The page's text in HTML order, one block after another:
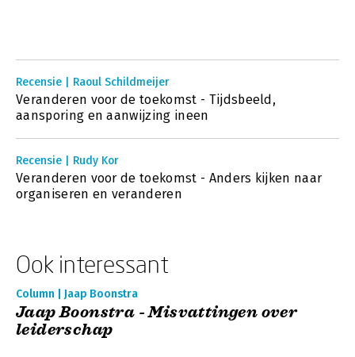
Recensie | Raoul Schildmeijer
Veranderen voor de toekomst - Tijdsbeeld,
aansporing en aanwijzing ineen
Recensie | Rudy Kor
Veranderen voor de toekomst - Anders kijken naar
organiseren en veranderen
Ook interessant
Column | Jaap Boonstra
Jaap Boonstra - Misvattingen over
leiderschap